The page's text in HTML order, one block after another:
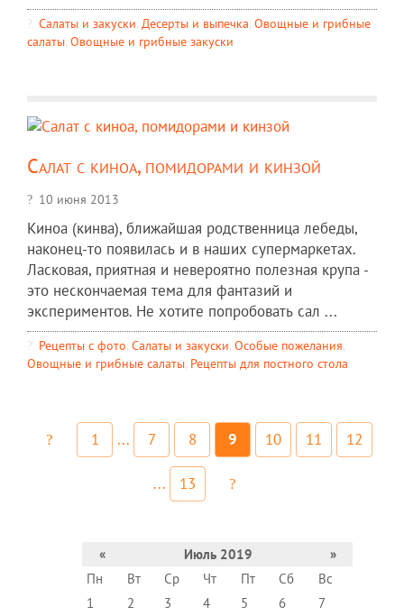
Салаты и закуски, Десерты и выпечка, Овощные и грибные
салаты, Овощные и грибные закуски
Салат с киноа, помидорами и кинзой
10 июня 2013
Киноа (кинва), ближайшая родственница лебеды,
наконец-то появилась и в наших супермаркетах.
Ласковая, приятная и невероятно полезная крупа -
это нескончаемая тема для фантазий и
экспериментов. Не хотите попробовать сал ...
Рецепты c фото, Салаты и закуски, Особые пожелания,
Овощные и грибные салаты, Рецепты для постного стола
1 ... 7 8 9 10 11 12
... 13
« Июль 2019
»
Пн
Вт Ср Чт Пт Сб
Вс
1
2 3 4 5 6
7